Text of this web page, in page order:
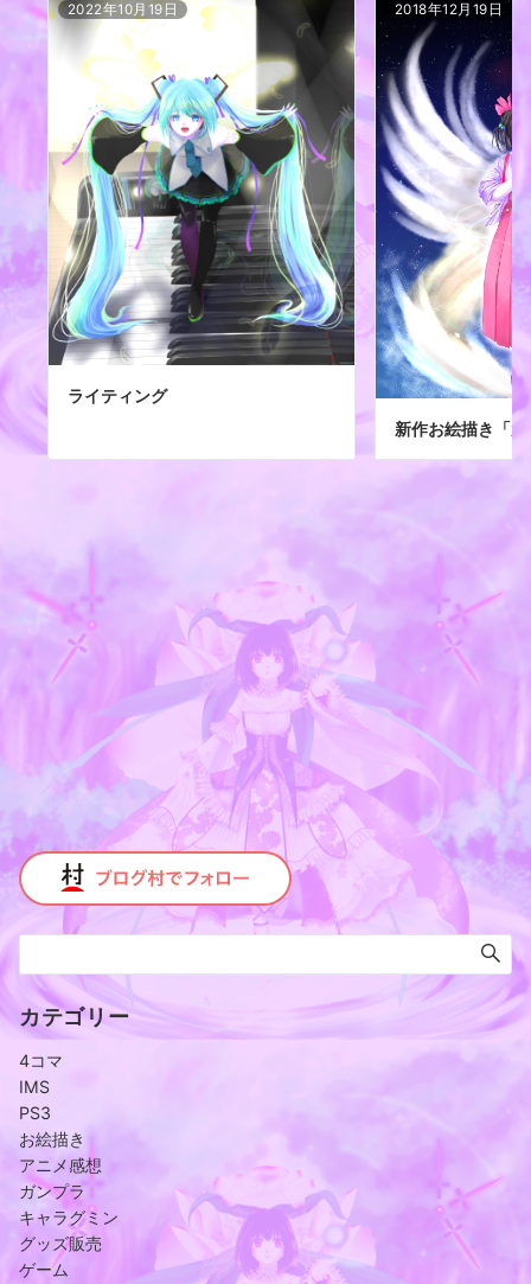
2022年10月19日
ライティング
2018年12月19日
新作お絵描き「
カテゴリー
4コマ
IMS
PS3
お絵描き
アニメ感想
ガンプラ
キャラグミン
グッズ販売
ゲーム